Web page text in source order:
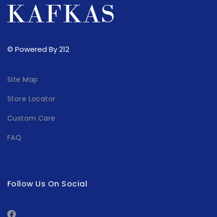
© Powered By 212
Site Map
Store Locator
Custom Care
FAQ
Follow Us On Social